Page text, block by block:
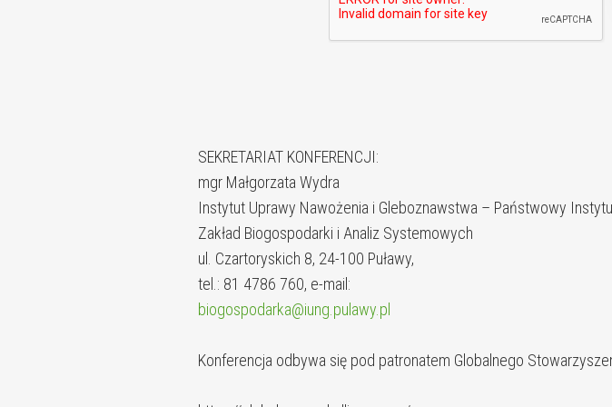
SEKRETARIAT KONFERENCJI:
mgr Małgorzata Wydra
Instytut Uprawy Nawożenia i Gleboznawstwa – Państwowy
Zakład Biogospodarki i Analiz Systemowych
ul. Czartoryskich 8, 24-100 Puławy,
tel.: 81 4786 760, e-mail:
biogospodarka@iung.pulawy.pl
Konferencja odbywa się pod patronatem Globalnego